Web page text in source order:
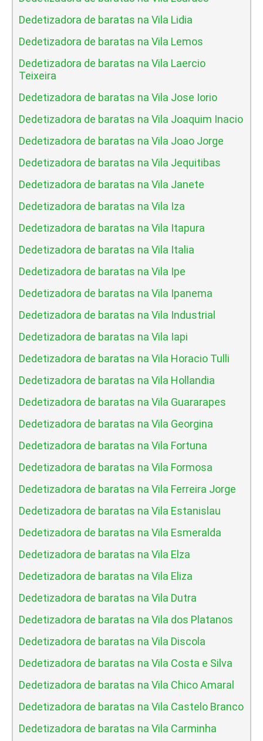
Dedetizadora de baratas na Vila Lidia
Dedetizadora de baratas na Vila Lemos
Dedetizadora de baratas na Vila Laercio
Teixeira
Dedetizadora de baratas na Vila Jose Iorio
Dedetizadora de baratas na Vila Joaquim Inacio
Dedetizadora de baratas na Vila Joao Jorge
Dedetizadora de baratas na Vila Jequitibas
Dedetizadora de baratas na Vila Janete
Dedetizadora de baratas na Vila Iza
Dedetizadora de baratas na Vila Itapura
Dedetizadora de baratas na Vila Italia
Dedetizadora de baratas na Vila Ipe
Dedetizadora de baratas na Vila Ipanema
Dedetizadora de baratas na Vila Industrial
Dedetizadora de baratas na Vila Iapi
Dedetizadora de baratas na Vila Horacio Tulli
Dedetizadora de baratas na Vila Hollandia
Dedetizadora de baratas na Vila Guararapes
Dedetizadora de baratas na Vila Georgina
Dedetizadora de baratas na Vila Fortuna
Dedetizadora de baratas na Vila Formosa
Dedetizadora de baratas na Vila Ferreira Jorge
Dedetizadora de baratas na Vila Estanislau
Dedetizadora de baratas na Vila Esmeralda
Dedetizadora de baratas na Vila Elza
Dedetizadora de baratas na Vila Eliza
Dedetizadora de baratas na Vila Dutra
Dedetizadora de baratas na Vila dos Platanos
Dedetizadora de baratas na Vila Discola
Dedetizadora de baratas na Vila Costa e Silva
Dedetizadora de baratas na Vila Chico Amaral
Dedetizadora de baratas na Vila Castelo Branco
Dedetizadora de baratas na Vila Carminha